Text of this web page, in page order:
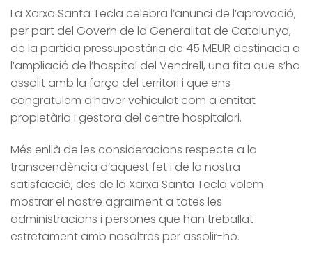
La Xarxa Santa Tecla celebra l’anunci de l’aprovació,
per part del Govern de la Generalitat de Catalunya,
de la partida pressupostària de 45 MEUR destinada a
l’ampliació de l’hospital del Vendrell, una fita que s’ha
assolit amb la força del territori i que ens
congratulem d’haver vehiculat com a entitat
propietària i gestora del centre hospitalari.
Més enllà de les consideracions respecte a la
transcendència d’aquest fet i de la nostra
satisfacció, des de la Xarxa Santa Tecla volem
mostrar el nostre agraïment a totes les
administracions i persones que han treballat
estretament amb nosaltres per assolir-ho.